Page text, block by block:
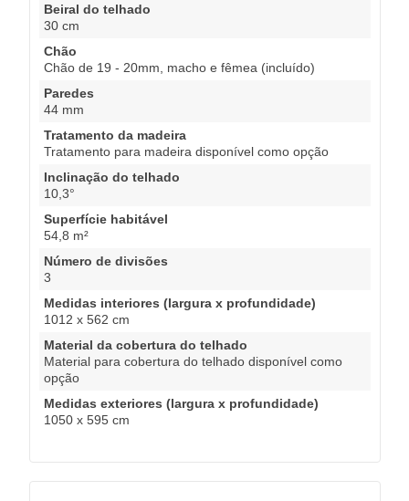
Beiral do telhado
30 cm
Chão
Chão de 19 - 20mm, macho e fêmea (incluído)
Paredes
44 mm
Tratamento da madeira
Tratamento para madeira disponível como opção
Inclinação do telhado
10,3°
Superfície habitável
54,8 m²
Número de divisões
3
Medidas interiores (largura x profundidade)
1012 x 562 cm
Material da cobertura do telhado
Material para cobertura do telhado disponível como
opção
Medidas exteriores (largura x profundidade)
1050 x 595 cm